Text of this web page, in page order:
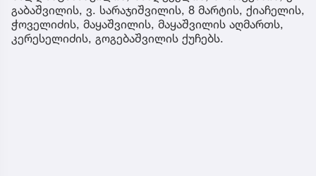
გაბაშვილის, ვ. სარაჯიშვილის, 8 მარტის, ქიაჩელის,
ჭოველიძის, მაყაშვილის, მაყაშვილის აღმართს,
კერესელიძის, გოგებაშვილის ქუჩებს.